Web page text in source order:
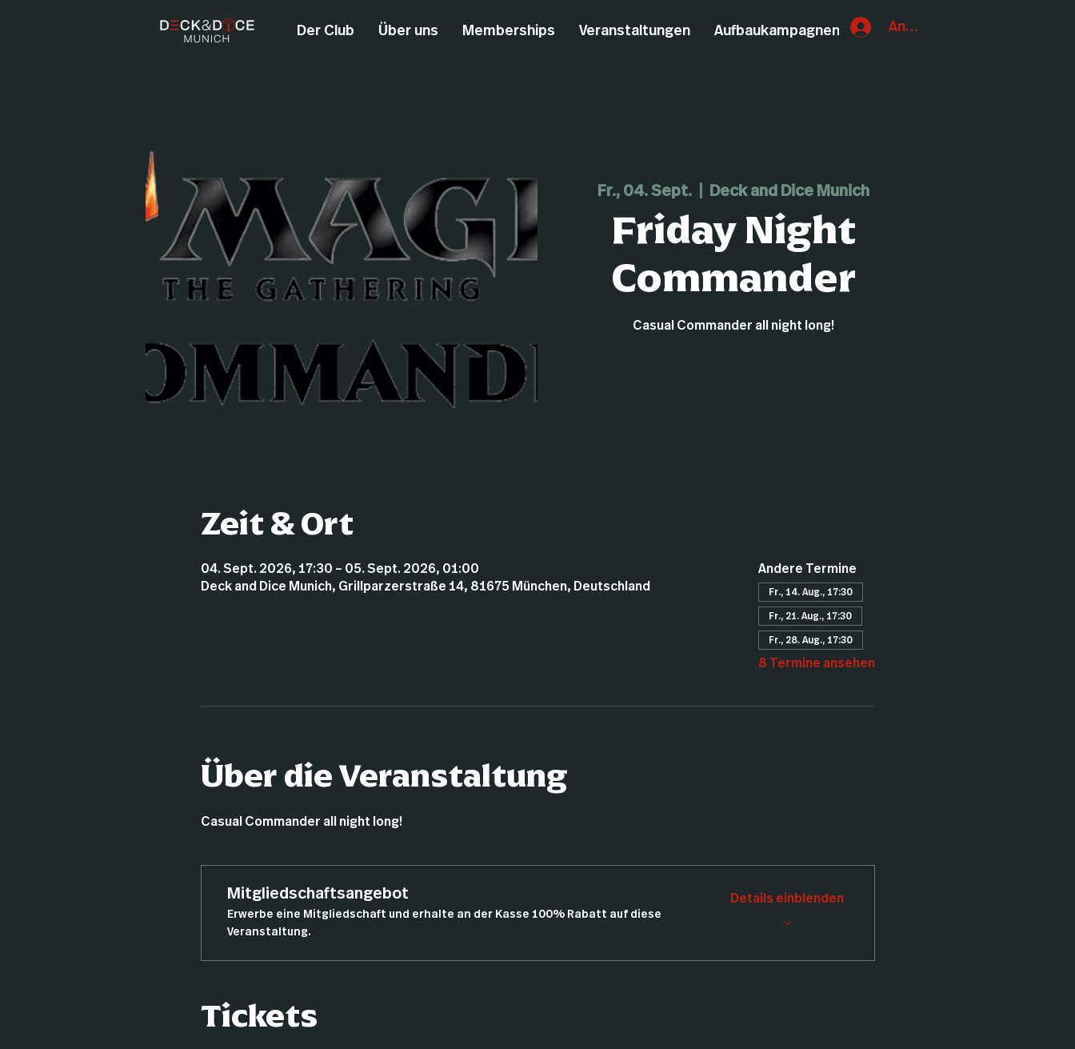
Der Club Über uns Memberships Veranstaltungen Aufbaukampagnen Anmelden
Fr., 04. Sept. Deck and Dice Munich
Friday Night
Commander
Casual Commander all night long!
Zeit & Ort
04. Sept. 2026, 17:30 – 05. Sept. 2026, 01:00
Deck and Dice Munich, Grillparzerstraße 14, 81675 München, Deutschland
Andere Termine
Fr., 14. Aug., 17:30
Fr., 21. Aug., 17:30
Fr., 28. Aug., 17:30
8 Termine ansehen
Über die Veranstaltung
Casual Commander all night long!
Mitgliedschaftsangebot
Erwerbe eine Mitgliedschaft und erhalte an der Kasse 100% Rabatt auf diese
Veranstaltung.
Details einblenden
Tickets